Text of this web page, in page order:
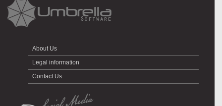
About Us
Legal information
Contact Us